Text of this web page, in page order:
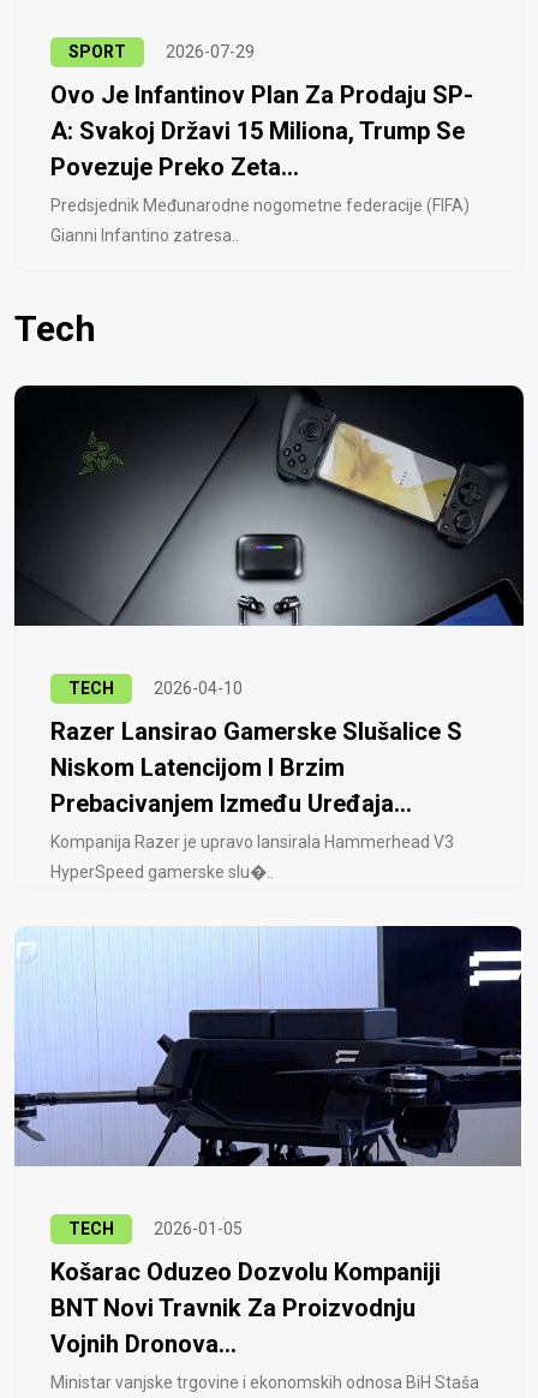
SPORT 2026-07-29
Ovo Je Infantinov Plan Za Prodaju SP-
A: Svakoj Državi 15 Miliona, Trump Se
Povezuje Preko Zeta...
Predsjednik Međunarodne nogometne federacije (FIFA)
Gianni Infantino zatresa..
Tech
TECH 2026-04-10
Razer Lansirao Gamerske Slušalice S
Niskom Latencijom I Brzim
Prebacivanjem Između Uređaja...
Kompanija Razer je upravo lansirala Hammerhead V3
HyperSpeed ​​gamerske slu�..
TECH 2026-01-05
Košarac Oduzeo Dozvolu Kompaniji
BNT Novi Travnik Za Proizvodnju
Vojnih Dronova...
Ministar vanjske trgovine i ekonomskih odnosa BiH Staša